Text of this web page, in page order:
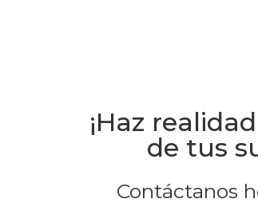
¡Haz
de tus
Contáctanos